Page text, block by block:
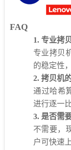
FAQ
1. 专业拷
专业拷贝
的稳定性
2. 拷贝机
通过哈希
进行逐一
3. 是否需
不需要，
户可快速